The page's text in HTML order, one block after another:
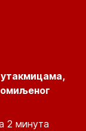
утакмицама,
2 минута